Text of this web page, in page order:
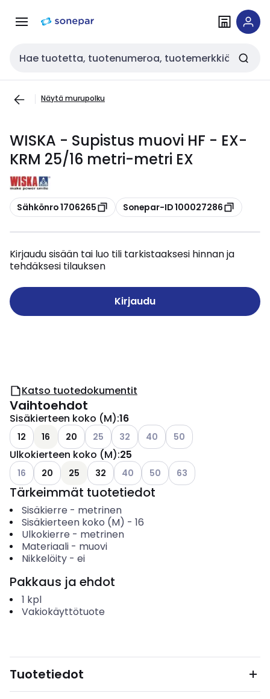
navigointiinsisältöön
Haku
Näytä murupolku
WISKA - Supistus muovi HF - EX-
KRM 25/16 metri-metri EX
Kopioi
Sähkönro 1706265 Kopioi
Sonepar-ID 100027286
Kirjaudu sisään tai luo tili tarkistaaksesi hinnan ja
tehdäksesi tilauksen
Kirjaudu
Katso tuotedokumentit
Vaihtoehdot
Sisäkierteen koko (M):16
12 16 20 Katso käytettävissä olevat vaihtoehdot
25 Katso käytettävissä olevat
32 Katso käytettävissä olevat
40 Katso käytettävissä
50
Ulkokierteen koko (M):25
Katso käytettävissä olevat vaihtoehdot
16 20 25 32 Katso käytettävissä olevat
40 Katso käytettävissä olevat
50 Katso käytettävissä
63
Tärkeimmät tuotetiedot
Sisäkierre - metrinen
Sisäkierteen koko (M) - 16
Ulkokierre - metrinen
Materiaali- muovi
Nikkelöity- ei
Pakkaus ja ehdot
1 kpl
Vakiokäyttötuote
Tuotetiedot